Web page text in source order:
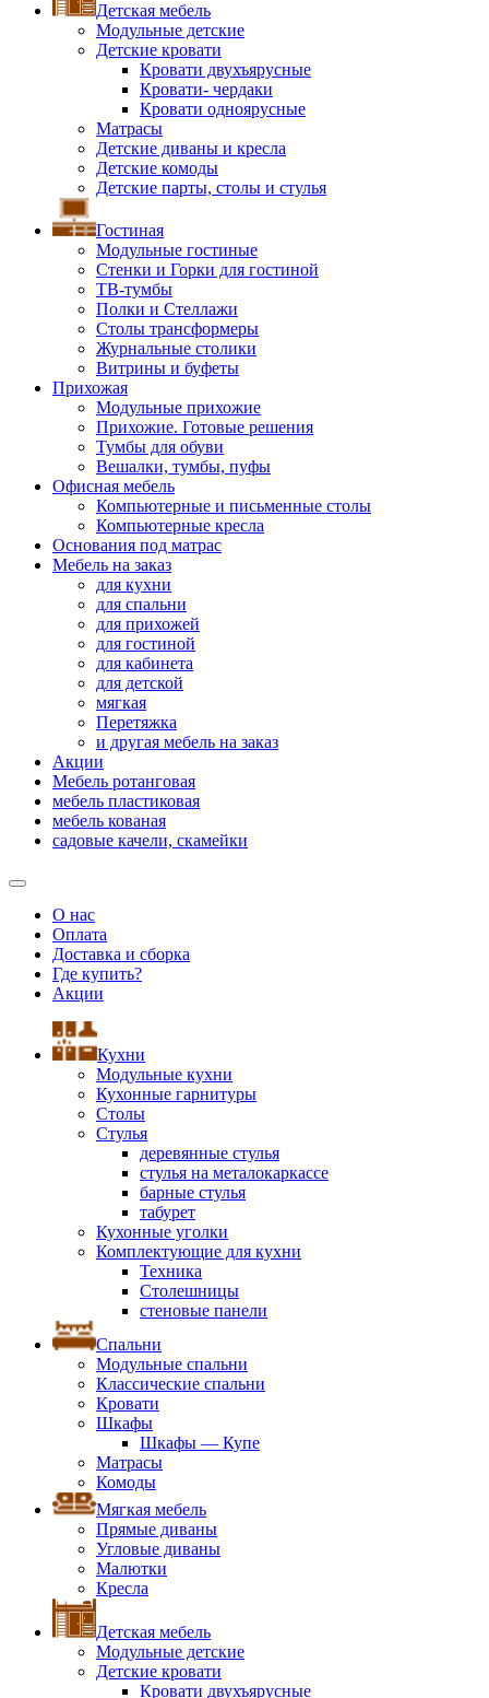
Детская мебель
Модульные детские
Детские кровати
Кровати двухъярусные
Кровати- чердаки
Кровати одноярусные
Матрасы
Детские диваны и кресла
Детские комоды
Детские парты, столы и стулья
Гостиная
Модульные гостиные
Стенки и Горки для гостиной
ТВ-тумбы
Полки и Стеллажи
Столы трансформеры
Журнальные столики
Витрины и буфеты
Прихожая
Модульные прихожие
Прихожие. Готовые решения
Тумбы для обуви
Вешалки, тумбы, пуфы
Офисная мебель
Компьютерные и письменные столы
Компьютерные кресла
Основания под матрас
Мебель на заказ
для кухни
для спальни
для прихожей
для гостиной
для кабинета
для детской
мягкая
Перетяжка
и другая мебель на заказ
Акции
Мебель ротанговая
мебель пластиковая
мебель кованая
садовые качели, скамейки
О нас
Оплата
Доставка и сборка
Где купить?
Акции
Кухни
Модульные кухни
Кухонные гарнитуры
Столы
Стулья
деревянные стулья
стулья на металокаркассе
барные стулья
табурет
Кухонные уголки
Комплектующие для кухни
Техника
Столешницы
стеновые панели
Спальни
Модульные спальни
Классические спальни
Кровати
Шкафы
Шкафы — Купе
Матрасы
Комоды
Мягкая мебель
Прямые диваны
Угловые диваны
Малютки
Кресла
Детская мебель
Модульные детские
Детские кровати
Кровати двухъярусные